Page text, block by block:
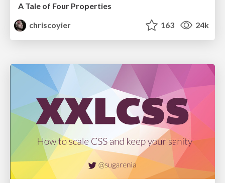
A Tale of Four Properties
chriscoyier
163 24k